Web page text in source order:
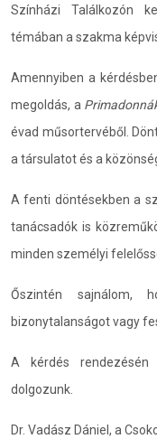
Színházi Találkozón
témában a szakma
Amennyiben a
megoldás, a
évad műsortervéből.
a társulatot és a
A fenti döntésekben a
tanácsadók is
minden személyi
Őszintén sajnálom,
bizonytalanságot vagy
A kérdés rendezésén
dolgozunk.
Dr. Vadász Dániel, a